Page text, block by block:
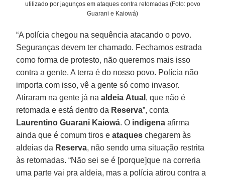
utilizado por jagunços em ataques contra retomadas (Foto: povo
Guarani e Kaiowá)
“A polícia chegou na sequência atacando o povo.
Seguranças devem ter chamado. Fechamos estrada
como forma de protesto, não queremos mais isso
contra a gente. A terra é do nosso povo. Polícia não
importa com isso, vê a gente só como invasor.
Atiraram na gente já naaldeia Atual , que não é
retomada e está dentro da Reserva”, conta
Laurentino Guarani Kaiowá. O indígena afirma
ainda que é comum tiros eataques chegarem às
aldeias da Reserva, não sendo uma situação restrita
às retomadas. “Não sei se é [porque]que na correria
uma parte vai pra aldeia, mas a polícia atirou contra a